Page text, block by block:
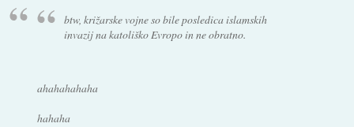
btw, križarske vojne so bile posledica islamskih
invazij na katoliško Evropo in ne obratno.
ahahahahaha
hahaha